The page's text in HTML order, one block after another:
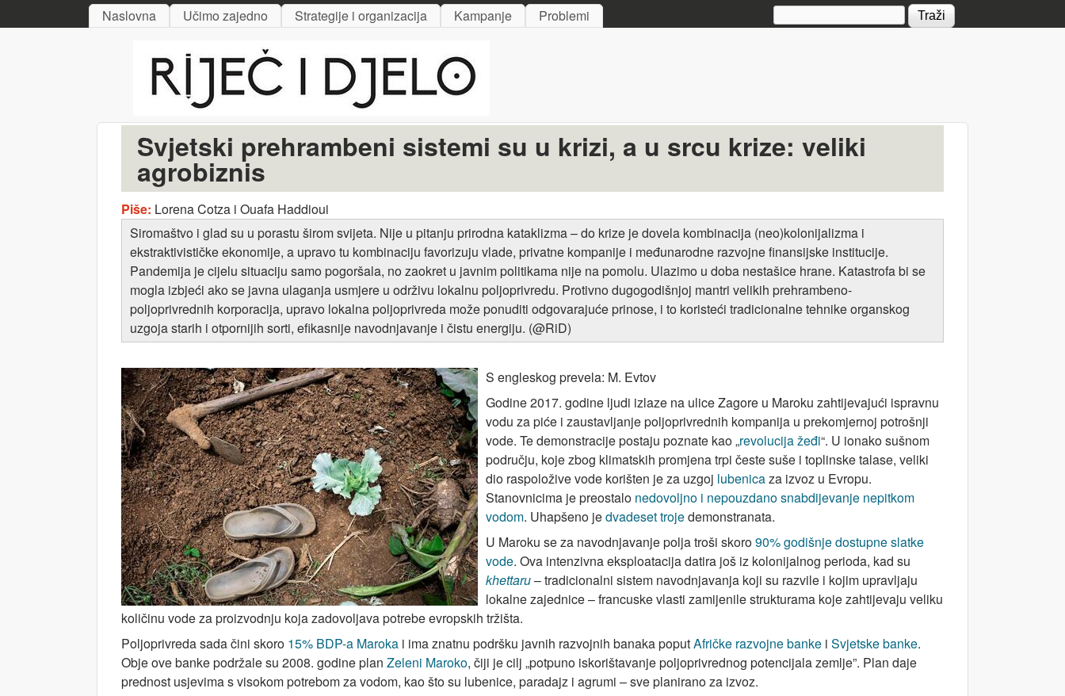
Skip to main content
MAIN MENU
Naslovna Učimo zajedno Strategije i organizacija Kampanje Problemi Search form
Svjetski prehrambeni sistemi su u krizi, a u srcu krize: veliki
agrobiznis
Piše: Lorena Cotza i Ouafa Haddioui
Siromaštvo i glad su u porastu širom svijeta. Nije u pitanju prirodna kataklizma – do krize je dovela kombinacija (neo)kolonijalizma i
ekstraktivističke ekonomije, a upravo tu kombinaciju favorizuju vlade, privatne kompanije i međunarodne razvojne finansijske institucije.
Pandemija je cijelu situaciju samo pogoršala, no zaokret u javnim politikama nije na pomolu. Ulazimo u doba nestašice hrane. Katastrofa bi se
mogla izbjeći ako se javna ulaganja usmjere u održivu lokalnu poljoprivredu. Protivno dugogodišnjoj mantri velikih prehrambeno-
poljoprivrednih korporacija, upravo lokalna poljoprivreda može ponuditi odgovarajuće prinose, i to koristeći tradicionalne tehnike organskog
uzgoja starih i otpornijih sorti, efikasnije navodnjavanje i čistu energiju. (@RiD)
S engleskog prevela: M. Evtov
Godine 2017. godine ljudi izlaze na ulice Zagore u Maroku zahtijevajući ispravnu
vodu za piće i zaustavljanje poljoprivrednih kompanija u prekomjernoj potrošnji
vode. Te demonstracije postaju poznate kao „revolucija žeđi“. U ionako sušnom
području, koje zbog klimatskih promjena trpi česte suše i toplinske talase, veliki
dio raspoložive vode korišten je za uzgoj lubenicaza izvoz u Evropu.
Stanovnicima je preostalo nedovoljno i nepouzdano snabdijevanje nepitkom
vodom. Uhapšeno jedvadeset trojedemonstranata.
U Maroku se za navodnjavanje polja troši skoro90% godišnje dostupne slatke
vode. Ova intenzivna eksploatacija datira još iz kolonijalnog perioda, kad su
khettaru– tradicionalni sistem navodnjavanja koji su razvile i kojim upravljaju
lokalne zajednice – francuske vlasti zamijenile strukturama koje zahtijevaju veliku
količinu vode za proizvodnju koja zadovoljava potrebe evropskih tržišta.
Poljoprivreda sada čini skoro 15% BDP-a Maroka i ima znatnu podršku javnih razvojnih banaka poputAfričke razvojne banke i Svjetske banke.
Obje ove banke podržale su 2008. godine plan Zeleni Maroko, čiji je cilj „potpuno iskorištavanje poljoprivrednog potencijala zemlje”. Plan daje
prednost usjevima s visokom potrebom za vodom, kao što su lubenice, paradajz i agrumi – sve planirano za izvoz.